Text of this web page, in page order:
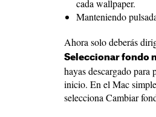
cada wallpaper.
Manteniendo
Ahora solo deberás
Seleccionar fondo
hayas descargado
inicio. En el Mac
selecciona Cambiar